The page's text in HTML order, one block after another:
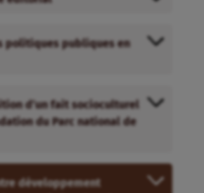
politiques publiques en
d’un fait socioculturel
du Parc national de
développement